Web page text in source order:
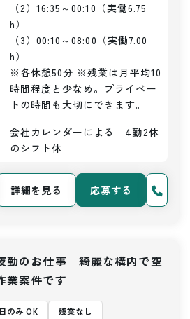
（2）16:35～00:10（実働6.75
h）
（3）00:10～08:00（実働7.00
h）
※各休憩50分 ※残業は月平均10
時間程度と少なめ。プライベー
トの時間も大切にできます。
会社カレンダーによる　4勤2休
のシフト休
詳細を見る 応募する
勤のお仕事 綺麗な構内で空
案件です
のみ OK
残業なし